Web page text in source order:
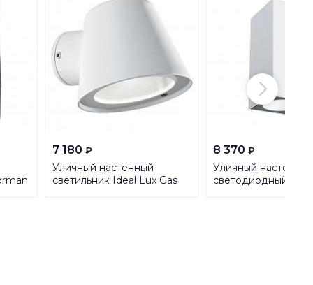
7 180 ₽
Уличный настенный
светильник Ideal Lux Gas
8 370 ₽
Уличный
светодиодный